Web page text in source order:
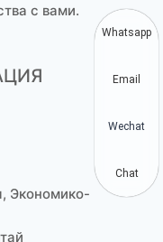
с вами.
Экономико-
Whatsapp
Email
Wechat
Chat